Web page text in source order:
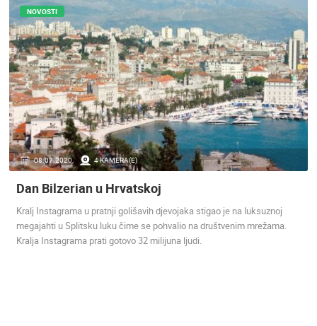
NAJBOLJE S WEBA GRADOVI I MJESTA
HD - OKRETNE KAMERE GRADILIŠTA SKIJANJE I SNIJEG
PLAŽE MARINE I LUČICE ZOO
DOGAĐANJA I ZANIMLJIVOSTI TRANSPORT I PROMET
ZNAMENITOSTI SVJETSKA BAŠTINA SPORT
08.07.2020. 4 KAMERA(E)
NOVOSTI
Dan Bilzerian u Hrvatskoj
Kralj Instagrama u pratnji golišavih djevojaka stigao je na luksuznoj
megajahti u Splitsku luku čime se pohvalio na društvenim mrežama.
Kralja Instagrama prati gotovo 32 milijuna ljudi.